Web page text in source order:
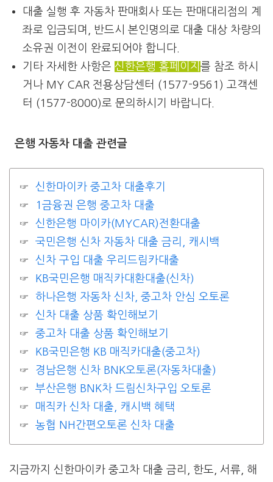
대출 실행 후 자동차 판매회사 또는 판매대리점의 계
좌로 입금되며, 반드시 본인명의로 대출 대상 차량의
소유권 이전이 완료되어야 합니다.
기타 자세한 사항은 신한은행 홈페이지 를 참조 하시
거나 MY CAR 전용상담센터 (1577-9561) 고객센
터 (1577-8000)로 문의하시기 바랍니다.
은행 자동차 대출 관련글
신한마이카 중고차 대출후기
1금융권 은행 중고차 대출
신한은행 마이카(MYCAR)전환대출
국민은행 신차 자동차 대출 금리, 캐시백
신차 구입 대출 우리드림카대출
KB국민은행 매직카대환대출(신차)
하나은행 자동차 신차, 중고차 안심 오토론
신차 대출 상품 확인해보기
중고차 대출 상품 확인해보기
KB국민은행 KB 매직카대출(중고차)
경남은행 신차 BNK오토론(자동차대출)
부산은행 BNK차 드림신차구입 오토론
매직카 신차 대출, 캐시백 혜택
농협 NH간편오토론 신차 대출
지금까지 신한마이카 중고차 대출 금리, 한도, 서류, 해